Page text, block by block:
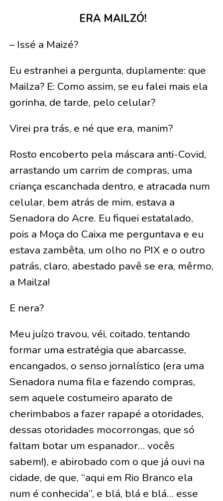
ERA MAILZÓ!
– Issé a Maizé?
Eu estranhei a pergunta, duplamente: que
Mailza? E: Como assim, se eu falei mais ela
gorinha, de tarde, pelo celular?
Virei pra trás, e né que era, manim?
Rosto encoberto pela máscara anti-Covid,
arrastando um carrim de compras, uma
criança escanchada dentro, e atracada num
celular, bem atrás de mim, estava a
Senadora do Acre. Eu fiquei estatalado,
pois a Moça do Caixa me perguntava e eu
estava zambêta, um olho no PIX e o outro
patrás, claro, abestado pavê se era, mêrmo,
a Mailza!
E nera?
Meu juízo travou, véi, coitado, tentando
formar uma estratégia que abarcasse,
encangados, o senso jornalístico (era uma
Senadora numa fila e fazendo compras,
sem aquele costumeiro aparato de
cherimbabos a fazer rapapé a otoridades,
dessas otoridades mocorrongas, que só
faltam botar um espanador… vocês
sabem!), e abirobado com o que já ouvi na
cidade, de que, “aqui em Rio Branco ela
num é conhecida”, e blá, blá e blá… esse